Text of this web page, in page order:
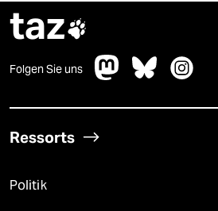
taz
Folgen Sie uns
Ressorts
Politik